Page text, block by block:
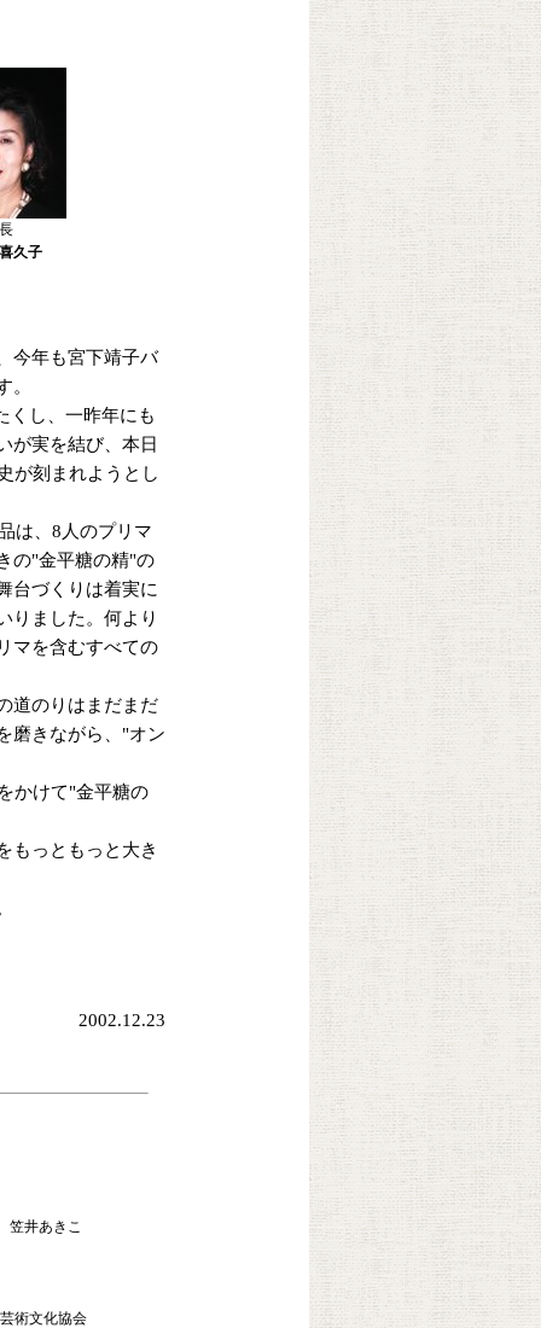
久子
今年も宮下靖子バ
。
し、一昨年にも
が実を結び、本日
が刻まれようとし
は、8人のプリマ
の"金平糖の精"の
台づくりは着実に
りました。何より
マを含むすべての
道のりはまだまだ
磨きながら、"オン
かけて"金平糖の
っともっと大き
2002.12.23
井あきこ
術文化協会